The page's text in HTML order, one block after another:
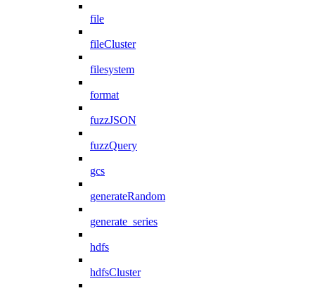
file
fileCluster
filesystem
format
fuzzJSON
fuzzQuery
gcs
generateRandom
generate_series
hdfs
hdfsCluster